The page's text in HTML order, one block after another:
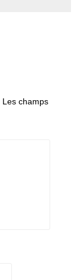
Les champs